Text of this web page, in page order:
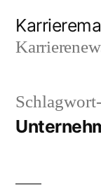
Inhalt